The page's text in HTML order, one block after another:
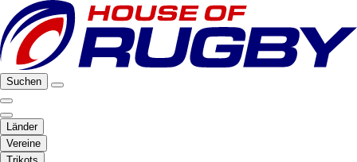
Suchen
Länder
Vereine